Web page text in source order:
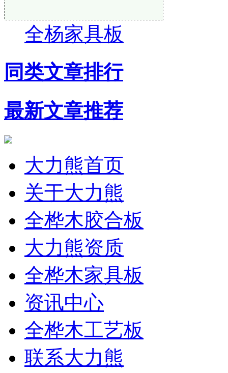
全杨家具板
同类文章排行
最新文章推荐
大力熊首页
关于大力熊
全桦木胶合板
大力熊资质
全桦木家具板
资讯中心
全桦木工艺板
联系大力熊